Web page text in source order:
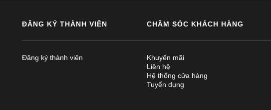
ĐĂNG KÝ THÀNH VIÊN
Đăng ký thành viên
CHĂM SÓC KHÁCH HÀNG
Khuyến mãi
Liên hệ
Hệ thống cửa hàng
Tuyển dụng